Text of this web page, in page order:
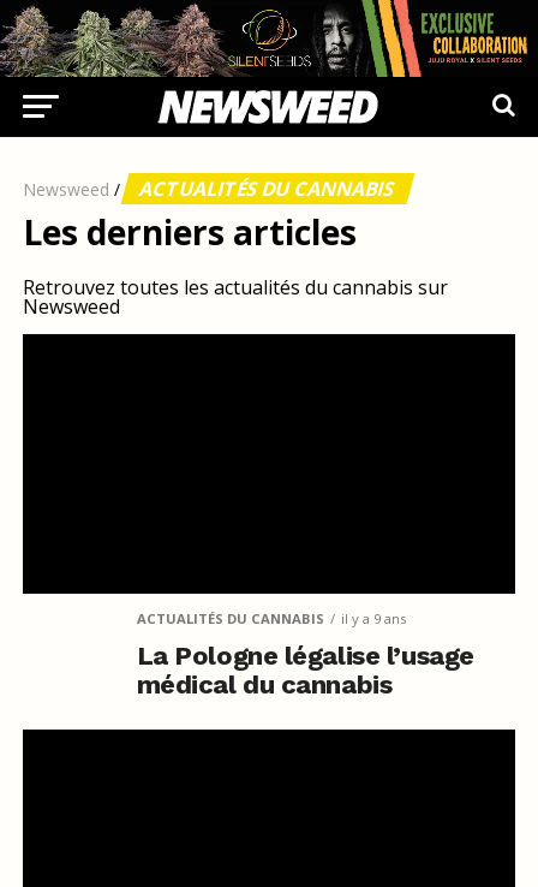
Newsweed / ACTUALITÉS DU CANNABIS
Les derniers articles
Retrouvez toutes les actualités du cannabis sur
Newsweed
ACTUALITÉS DU CANNABIS il y a 9 ans
La Pologne légalise l’usage
médical du cannabis